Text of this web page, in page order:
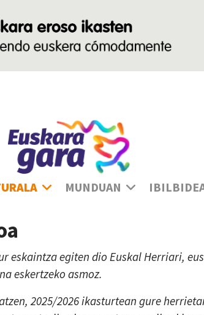
MUNDUAN
eskaintza egiten dio Euskal Herriari,
eskertzeko asmoz.
2025/2026 ikasturtean gure